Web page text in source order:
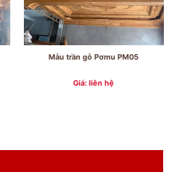
Mẫu trần gỗ Pơmu PM05
Giá: liên hệ